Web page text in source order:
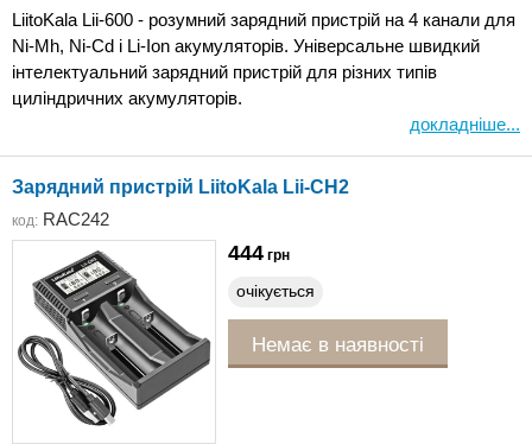
LiitoKala Lii-600 - розумний зарядний пристрій на 4 канали для
Ni-Mh, Ni-Cd і Li-Ion акумуляторів. Універсальне швидкий
інтелектуальний зарядний пристрій для різних типів
циліндричних акумуляторів.
докладніше...
Зарядний пристрій LiitoKala Lii-CH2
код: RAC242
444 грн
очікується
Немає в наявності